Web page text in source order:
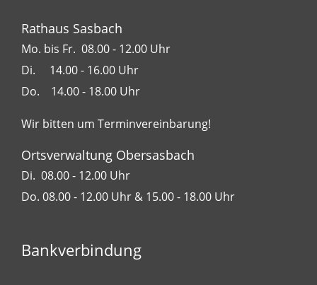
Rathaus Sasbach
Mo. bis Fr. 08.00 - 12.00 Uhr
Di. 14.00 - 16.00 Uhr
Do. 14.00 - 18.00 Uhr
Wir bitten um Terminvereinbarung!
Ortsverwaltung Obersasbach
Di. 08.00 - 12.00 Uhr
Do. 08.00 - 12.00 Uhr & 15.00 - 18.00 Uhr
Bankverbindung